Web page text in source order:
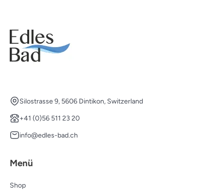
Silostrasse 9, 5606 Dintikon, Switzerland
+41 (0)56 511 23 20
info@edles-bad.ch
Menü
Shop